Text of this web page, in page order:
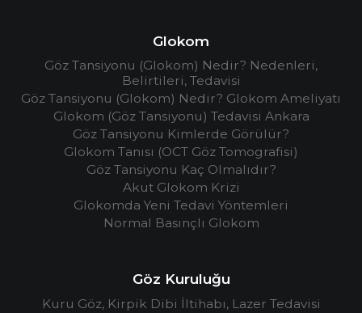
Glokom
Göz Tansiyonu (Glokom) Nedir? Nedenleri,
Belirtileri, Tedavisi
Göz Tansiyonu (Glokom) Nedir? Glokom Ameliyatı
Glokom (Göz Tansiyonu) Tedavisi Ankara
Göz Tansiyonu Kimlerde Görülür?
Glokom Tanısı (OCT Göz Tomografisi)
Göz Tansiyonu Kaç Olmalıdır?
Akut Glokom Krizi
Glokomda Yeni Tedavi Yöntemleri
Normal Basınçlı Glokom
Göz Kuruluğu
Kuru Göz, Kirpik Dibi İltihabı, Lazer Tedavisi